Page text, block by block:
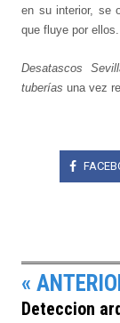
en su interior, se
que fluye por ellos.
Desatascos
tuberías una vez
«
Deteccion